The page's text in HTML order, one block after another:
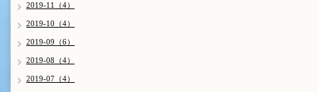
2019-11（4）
2019-10（4）
2019-09（6）
2019-08（4）
2019-07（4）